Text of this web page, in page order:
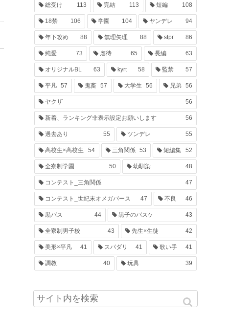
総受け 113 完結 113 短編 108
18禁 106 学園 104 ヤンデレ 94
年下攻め 88 無理矢理 88 stpr 86
純愛 73 虐待 65 長編 63
オリジナルBL 63 kyrt 58 監禁 57
平凡 57 鬼畜 57 大学生 56 兄弟 56
ヤクザ 56
新着、ランキング非表示設定お願いします 56
過去あり 55 ツンデレ 55
高校生×高校生 54 三角関係 53 短編集 52
全寮制学園 50 幼馴染 48
コンテスト_三角関係 47
コンテスト_世紀末オメガバース 47 不良 46
黒バス 44 黒子のバスケ 43
全寮制男子校 43 先生×生徒 42
美形×平凡 41 スパダリ 41 歌い手 41
調教 40 玩具 39